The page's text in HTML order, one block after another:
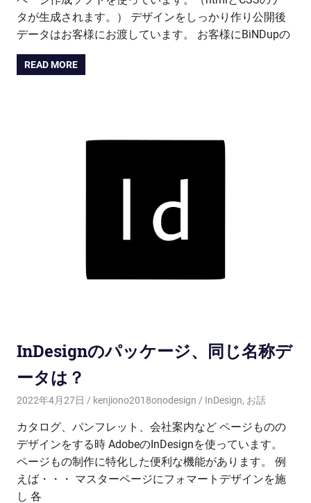
タが生成されます。） デザインをしっかり作り公開後
データはお客様にお渡しています。 お客様にBiNDupの
READ MORE
InDesignのパッケージ、同じ名称デ
ータは？
2022年4月27日 kenjiono2018onodesign InDesign, お話
カタログ、パンフレット、会社案内など ページものの
デザインをする時 AdobeのInDesignを使っています。
ページもの制作に特化した便利な機能があります。 例
えば・・・ マスターページにフォマートデザインを施
し 各